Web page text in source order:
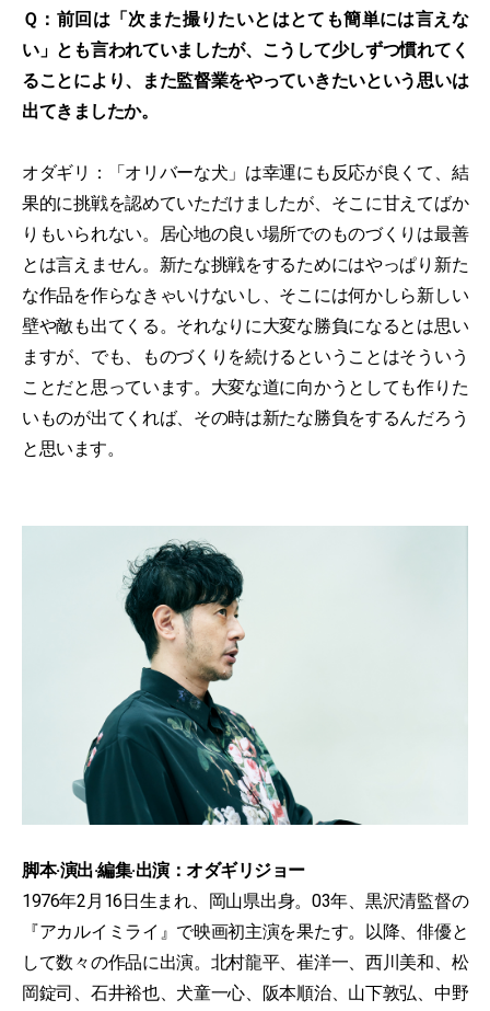
Ｑ：前回は「次また撮りたいとはとても簡単には言えな
い」とも言われていましたが、こうして少しずつ慣れてく
ることにより、また監督業をやっていきたいという思いは
出てきましたか。
オダギリ：「オリバーな犬」は幸運にも反応が良くて、結
果的に挑戦を認めていただけましたが、そこに甘えてばか
りもいられない。居心地の良い場所でのものづくりは最善
とは言えません。新たな挑戦をするためにはやっぱり新た
な作品を作らなきゃいけないし、そこには何かしら新しい
壁や敵も出てくる。それなりに大変な勝負になるとは思い
ますが、でも、ものづくりを続けるということはそういう
ことだと思っています。大変な道に向かうとしても作りた
いものが出てくれば、その時は新たな勝負をするんだろう
と思います。
脚本·演出·編集·出演：オダギリジョー
1976年2月16日生まれ、岡山県出身。03年、黒沢清監督の
『アカルイミライ』で映画初主演を果たす。以降、俳優と
して数々の作品に出演。北村龍平、崔洋一、西川美和、松
岡錠司、石井裕也、犬童一心、阪本順治、山下敦弘、中野